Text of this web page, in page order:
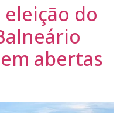
do
abertas